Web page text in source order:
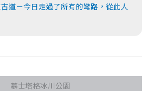
道－今日走過了所有的彎路，從此人
慕士塔格冰川公園